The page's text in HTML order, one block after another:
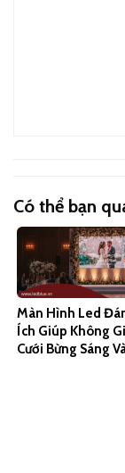
Có thể bạn
Màn Hình Led
Ích Giúp Không
Cưới Bừng Sáng